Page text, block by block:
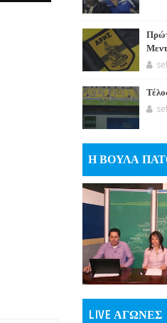
Η ΒΟΥΛΑ
LIVE ΑΓΩΝΕΣ